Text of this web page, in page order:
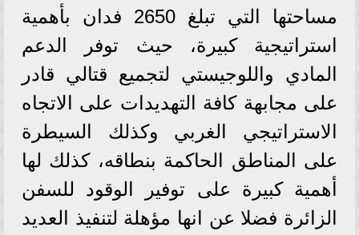
مساحتها التي تبلغ 2650 فدان بأهمية
استراتيجية كبيرة، حيث توفر الدعم
المادي واللوجيستي لتجميع قتالي قادر
على مجابهة كافة التهديدات على الاتجاه
الاستراتيجي الغربي وكذلك السيطرة
على المناطق الحاكمة بنطاقه، كذلك لها
أهمية كبيرة على توفير الوقود للسفن
الزائرة فضلا عن انها مؤهلة لتنفيذ العديد